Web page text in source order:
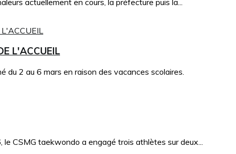
L'ACCUEIL
du 2 au 6 mars en raison des vacances scolaires.
CSMG taekwondo a engagé trois athlètes sur deux...